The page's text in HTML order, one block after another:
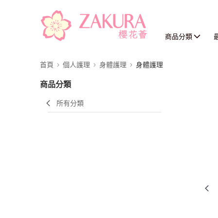
商品分類
首頁 個人護理 身體護理 身體護理
商品分類
所有分類